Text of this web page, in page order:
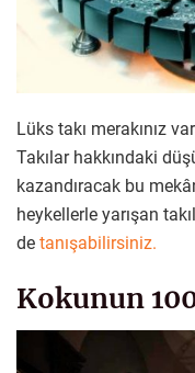
Lüks takı merakınız
Takılar hakkındaki
kazandıracak bu
heykellerle yarışan
de tanışabilirsiniz.
Kokunun